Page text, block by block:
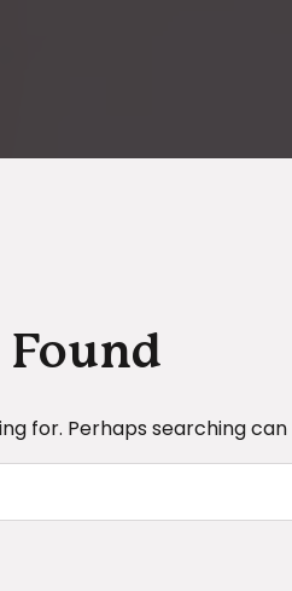
for. Perhaps searching can